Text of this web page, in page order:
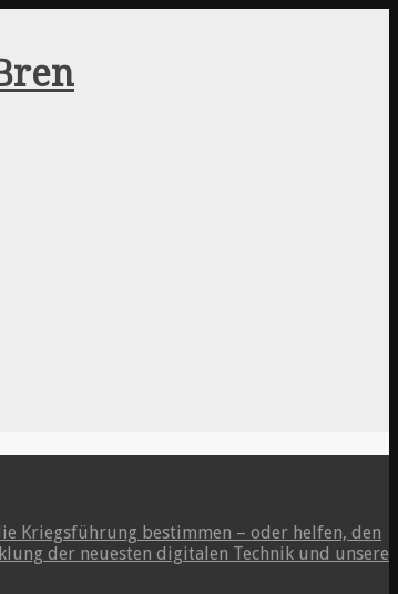
Kriegsführung bestimmen – oder helfen, den
der neuesten digitalen Technik und unsere